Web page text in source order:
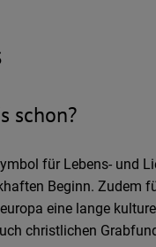
schon?
für Lebens- und
Beginn. Zudem
eine lange
christlichen